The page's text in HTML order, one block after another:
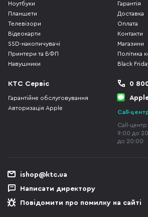
Ноутбуки
Планшети
Телевізори
Відеокарти
SSD-накопичувачі
Принтери та БФП
Навушники
Гарантія
Доставка
Оплата
Контакти
Магазини
Політика
Black
КТС Сервіс
Гарантійне обслуговування
Авторизація Apple
0
Call-
Call-
9:00 до
до 20:00
ishop@ktc.ua
Написати директору
Повідомити про помилку на сайті